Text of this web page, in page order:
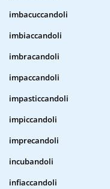
imbacuccandoli
imbiaccandoli
imbracandoli
impaccandoli
impasticcandoli
impiccandoli
imprecandoli
incubandoli
infiaccandoli